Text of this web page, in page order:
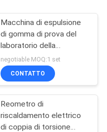
Macchina di espulsione
di gomma di prova del
laboratorio della
macchina della vite di
gomma del gemello per
PA del PC del PVC
negotiable MOQ:1 set
CONTATTO
Reometro di
riscaldamento elettrico
di coppia di torsione